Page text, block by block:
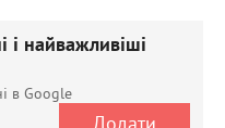
і найважливіші
в Google
Додати